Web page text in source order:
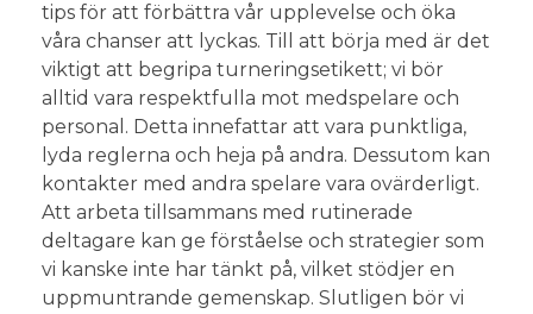
tips för att förbättra vår upplevelse och öka
våra chanser att lyckas. Till att börja med är det
viktigt att begripa turneringsetikett; vi bör
alltid vara respektfulla mot medspelare och
personal. Detta innefattar att vara punktliga,
lyda reglerna och heja på andra. Dessutom kan
kontakter med andra spelare vara ovärderligt.
Att arbeta tillsammans med rutinerade
deltagare kan ge förståelse och strategier som
vi kanske inte har tänkt på, vilket stödjer en
uppmuntrande gemenskap. Slutligen bör vi